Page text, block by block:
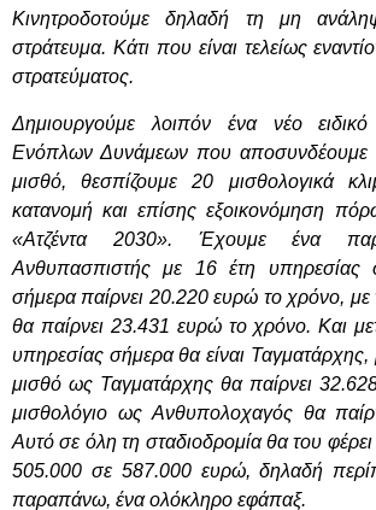
Κινητροδοτούμε δηλαδή τη μη
στράτευμα. Κάτι που είναι τελείως
στρατεύματος.
Δημιουργούμε λοιπόν ένα νέο
Ενόπλων Δυνάμεων που αποσυνδέουμε
μισθό, θεσπίζουμε 20 μισθολογικά
κατανομή και επίσης εξοικονόμηση
«Ατζέντα 2030». Έχουμε ένα
Ανθυπασπιστής με 16 έτη υπηρεσίας
σήμερα παίρνει 20.220 ευρώ το χρόνο, με
θα παίρνει 23.431 ευρώ το χρόνο. Και
υπηρεσίας σήμερα θα είναι
μισθό ως Ταγματάρχης θα παίρνει
μισθολόγιο ως Ανθυπολοχαγός θα
Αυτό σε όλη τη σταδιοδρομία θα του
505.000 σε 587.000 ευρώ, δηλαδή
παραπάνω, ένα ολόκληρο εφάπαξ.